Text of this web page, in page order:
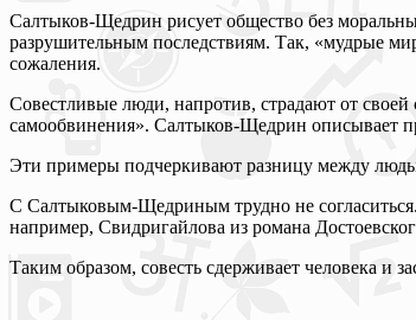
Салтыков-Щедрин рисует общество без
разрушительным последствиям. Так, «мудрые
сожаления.
Совестливые люди, напротив, страдают от
самообвинения». Салтыков-Щедрин описывает
Эти примеры подчеркивают разницу между
С Салтыковым-Щедриным трудно не
например, Свидригайлова из романа
Таким образом, совесть сдерживает человека и